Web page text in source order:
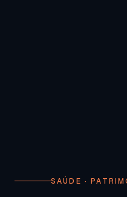
SAÚDE ·